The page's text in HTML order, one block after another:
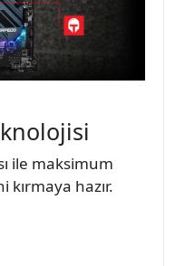
ile maksimum
hazır.